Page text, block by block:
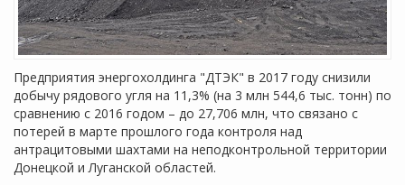
Предприятия энергохолдинга "ДТЭК" в 2017 году снизили
добычу рядового угля на 11,3% (на 3 млн 544,6 тыс. тонн) по
сравнению с 2016 годом – до 27,706 млн, что связано с
потерей в марте прошлого года контроля над
антрацитовыми шахтами на неподконтрольной территории
Донецкой и Луганской областей.